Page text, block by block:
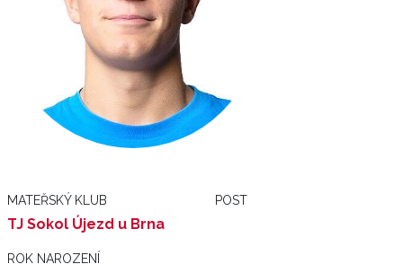
MATEŘSKÝ KLUB
TJ Sokol Újezd u Brna
POST
ROK NAROZENÍ